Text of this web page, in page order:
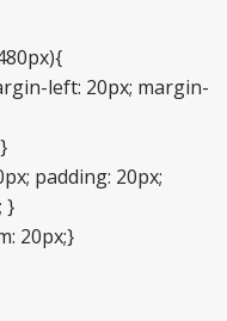
left: 20px; margin-
padding: 20px;
}
20px;}